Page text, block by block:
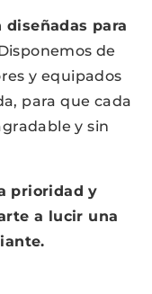
para
de
y equipados
para que cada
y sin
prioridad y
a lucir una